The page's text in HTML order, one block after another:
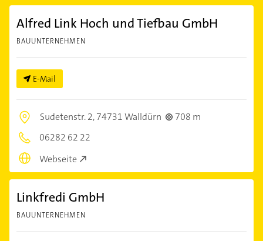
Alfred Link Hoch und Tiefbau GmbH
BAUUNTERNEHMEN
E-Mail
Sudetenstr. 2,74731 Walldürn
708 m
06282 62 22
Webseite
Linkfredi GmbH
BAUUNTERNEHMEN